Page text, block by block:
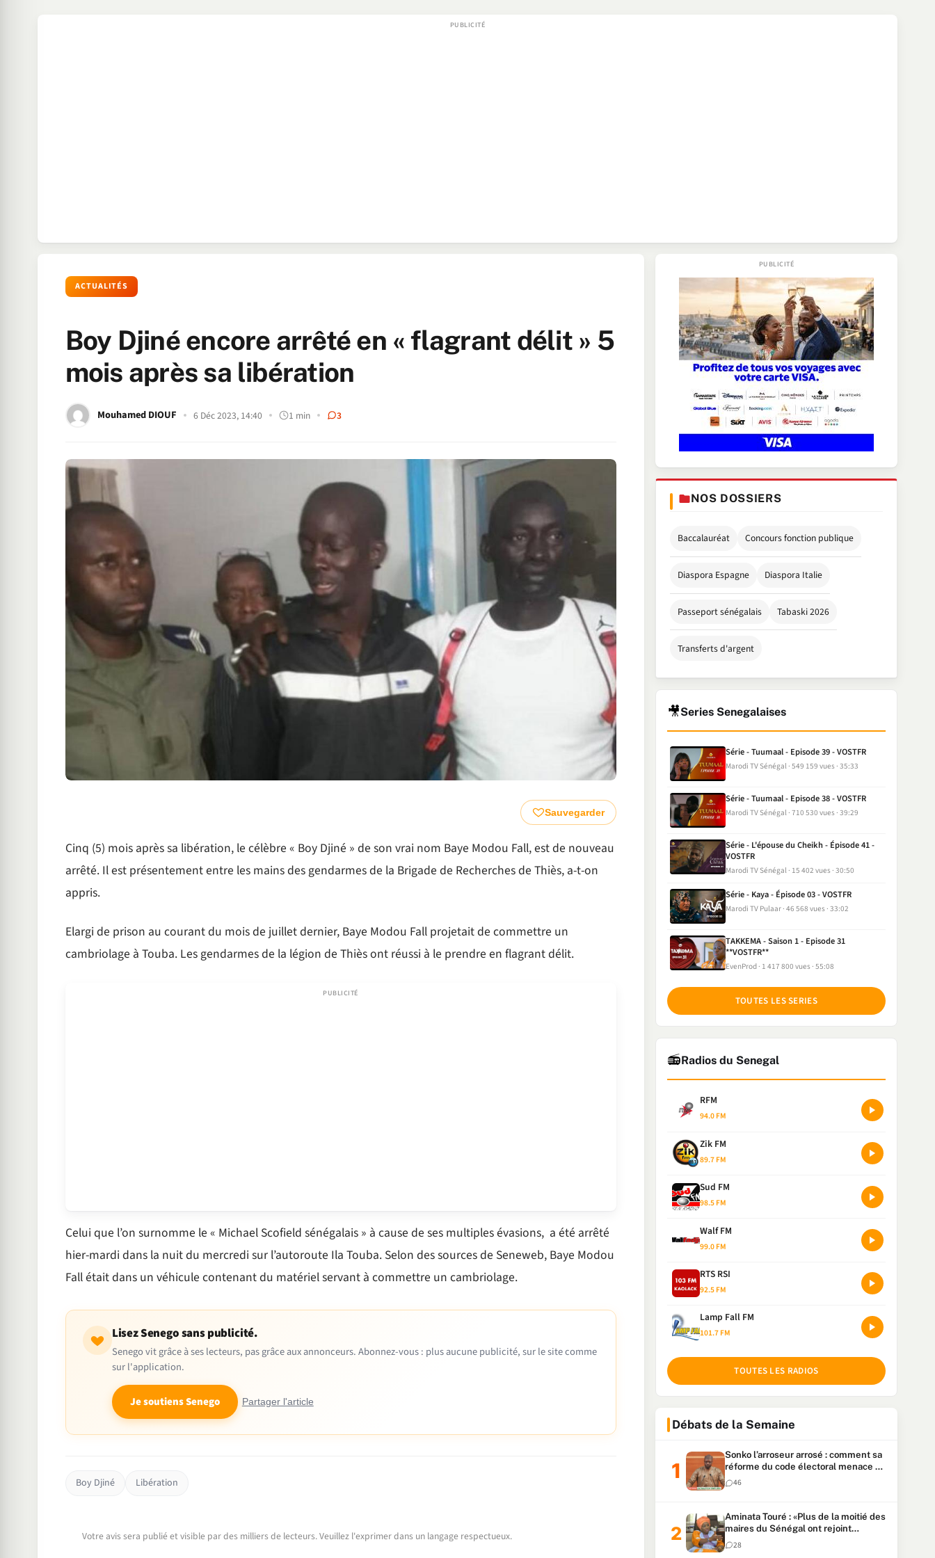
ACTUALITÉS
Boy Djiné encore arrêté en « flagrant délit » 5
mois après sa libération
Mouhamed DIOUF 6 Déc 2023, 14:40 1 min 3
Sauvegarder
Cinq (5) mois après sa libération, le célèbre « Boy Djiné » de son vrai nom Baye Modou Fall, est de nouveau
arrêté. Il est présentement entre les mains des gendarmes de la Brigade de Recherches de Thiès, a-t-on
appris.
Elargi de prison au courant du mois de juillet dernier, Baye Modou Fall projetait de commettre un
cambriolage à Touba. Les gendarmes de la légion de Thiès ont réussi à le prendre en flagrant délit.
Celui que l’on surnomme le « Michael Scofield sénégalais » à cause de ses multiples évasions, a été arrêté
hier-mardi dans la nuit du mercredi sur l’autoroute Ila Touba. Selon des sources de Seneweb, Baye Modou
Fall était dans un véhicule contenant du matériel servant à commettre un cambriolage.
Lisez Senego sans publicité.
Senego vit grâce à ses lecteurs, pas grâce aux annonceurs. Abonnez-vous : plus aucune publicité, sur le site comme
sur l'application.
Je soutiens Senego Partager l'article
Boy Djiné Libération
Votre avis sera publié et visible par des milliers de lecteurs. Veuillez l'exprimer dans un langage respectueux.
NOS DOSSIERS
Baccalauréat Concours fonction publique
Diaspora Espagne Diaspora Italie
Passeport sénégalais Tabaski 2026
Transferts d'argent
🎥Series Senegalaises
Série - Tuumaal - Episode 39 - VOSTFR
Marodi TV Sénégal 549 159 vues 35:33
Série - Tuumaal - Episode 38 - VOSTFR
Marodi TV Sénégal 710 530 vues 39:29
Série - L'épouse du Cheikh - Épisode 41 -
VOSTFR
Marodi TV Sénégal 15 402 vues 30:50
Série - Kaya - Épisode 03 - VOSTFR
Marodi TV Pulaar 46 568 vues 33:02
TAKKEMA - Saison 1 - Episode 31
**VOSTFR**
EvenProd 1 417 800 vues 55:08
TOUTES LES SERIES
📻Radios du Senegal
RFM
94.0 FM
Zik FM
89.7 FM
Sud FM
98.5 FM
Walf FM
99.0 FM
RTS RSI
92.5 FM
Lamp Fall FM
101.7 FM
TOUTES LES RADIOS
Débats de la Semaine
Sonko l’arroseur arrosé : comment sa
réforme du code électoral menace sa
candidature
46
Aminata Touré : «Plus de la moitié des
maires du Sénégal ont rejoint
Kiiraay»
28